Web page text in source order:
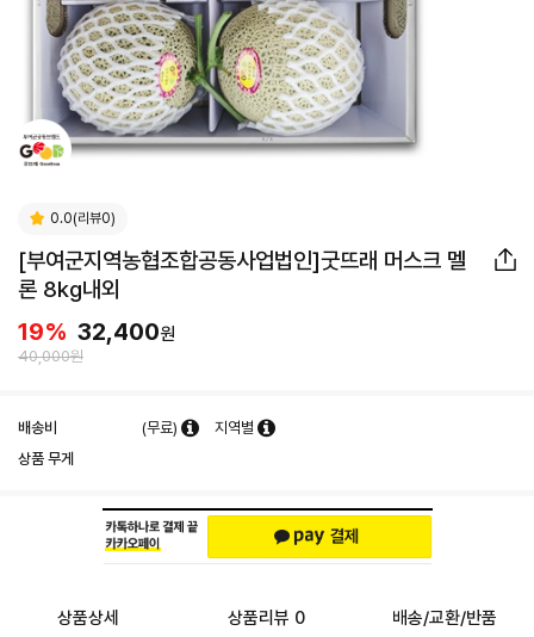
0.0(리뷰0)
[부여군지역농협조합공동사업법인]굿뜨래 머스크 멜
론 8kg내외
19% 32,400원
40,000원
배송비 (무료)
지역별
상품 무게
상품상세 상품리뷰 0 배송/교환/반품